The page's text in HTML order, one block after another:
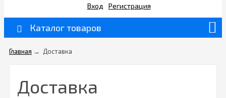
Вход Регистрация
Каталог товаров
Главная → Доставка
Доставка